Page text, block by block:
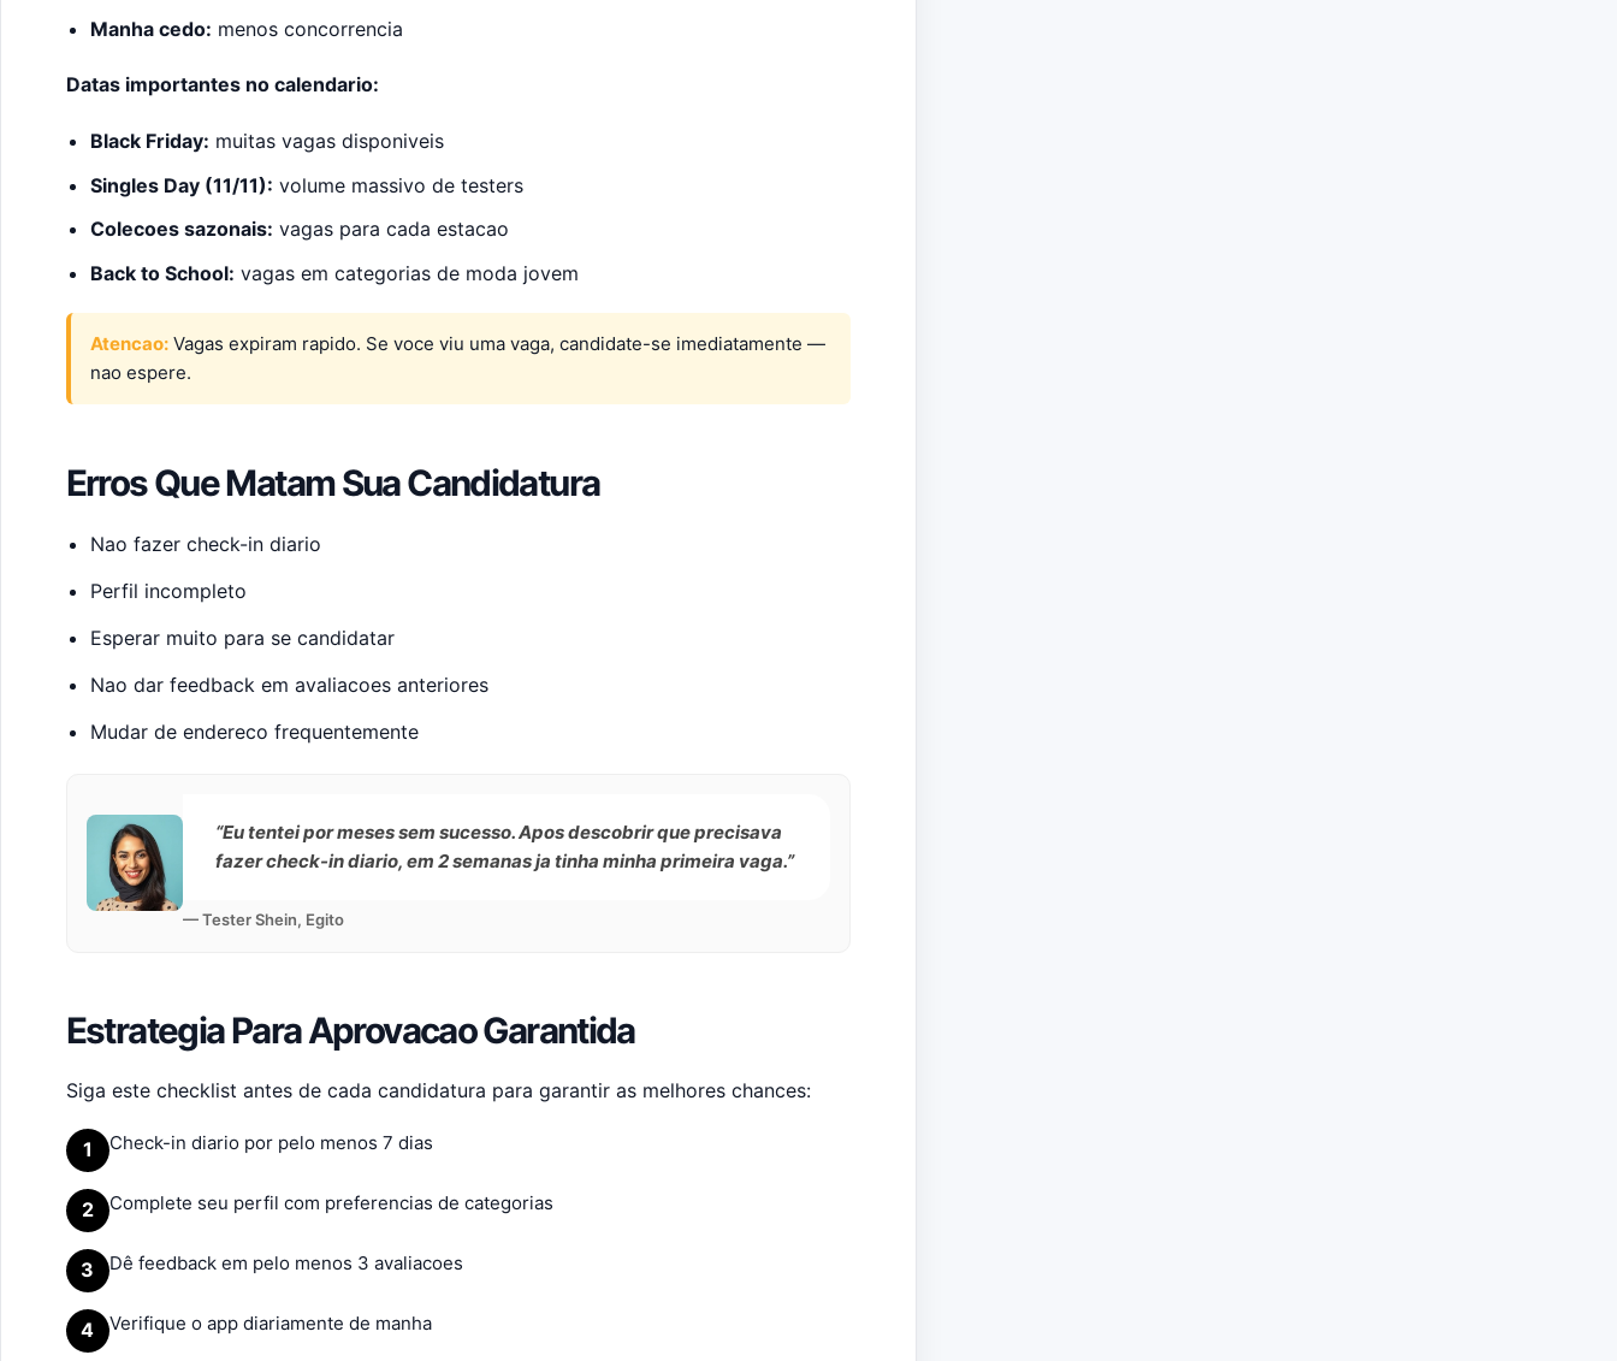
Manha cedo: menos concorrencia
Datas importantes no calendario:
Black Friday: muitas vagas disponiveis
Singles Day (11/11): volume massivo de testers
Colecoes sazonais: vagas para cada estacao
Back to School: vagas em categorias de moda jovem
Atencao:Vagas expiram rapido. Se voce viu uma vaga, candidate-se imediatamente —
nao espere.
Erros Que Matam Sua Candidatura
Nao fazer check-in diario
Perfil incompleto
Esperar muito para se candidatar
Nao dar feedback em avaliacoes anteriores
Mudar de endereco frequentemente
“Eu tentei por meses sem sucesso. Apos descobrir que precisava
fazer check-in diario, em 2 semanas ja tinha minha primeira vaga.”
— Tester Shein, Egito
Estrategia Para Aprovacao Garantida
Siga este checklist antes de cada candidatura para garantir as melhores chances:
1 Check-in diario por pelo menos 7 dias
2 Complete seu perfil com preferencias de categorias
3 Dê feedback em pelo menos 3 avaliacoes
4 Verifique o app diariamente de manha